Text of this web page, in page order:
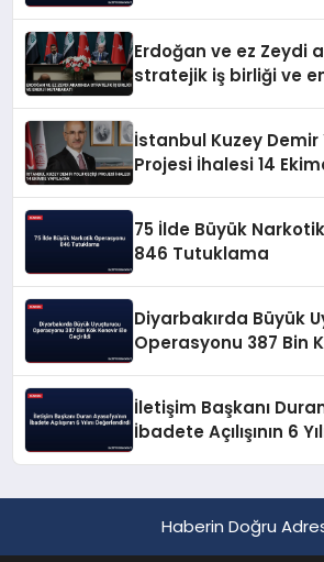
Erdoğan ve ez Zeydi
stratejik iş birliği ve
İstanbul Kuzey Demir
Projesi İhalesi 14
75 İlde Büyük
846 Tutuklama
Diyarbakırda Büyük
Operasyonu 387 Bin
İletişim Başkanı
İbadete Açılışının 6
Haberin Doğru